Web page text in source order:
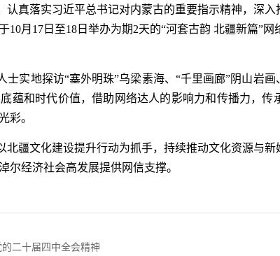
认真落实习近平总书记对内蒙古的重要指示精神，深
10月17日至18日举办为期2天的“河套古韵 北疆新篇”
实地探访“塞外明珠”乌梁素海、“千里画廊”阴山岩
蕴和时代价值，借助网络达人的影响力和传播力，
彩。
北疆文化建设提升行动为抓手，持续推动文化资源与
尔经济社会高发展提供网信支撑。
二十届四中全会精神